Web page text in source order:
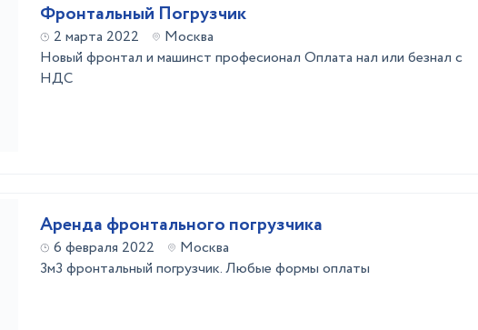
Фронтальный Погрузчик
2 марта 2022
Москва
Новый фронтал и машинст професионал Оплата нал или безнал с
НДС
Аренда фронтального погрузчика
6 февраля 2022
Москва
3м3 фронтальный погрузчик. Любые формы оплаты